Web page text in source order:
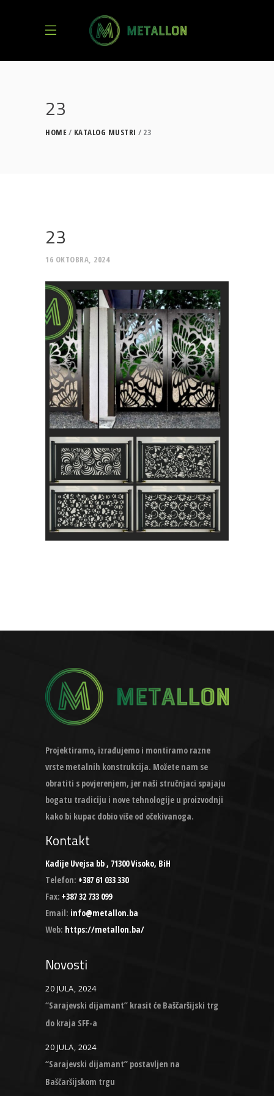
23
HOME KATALOG MUSTRI 23
23
16 OKTOBRA, 2024
Projektiramo, izrađujemo i montiramo razne
vrste metalnih konstrukcija. Možete nam se
obratiti s povjerenjem, jer naši stručnjaci spajaju
bogatu tradiciju i nove tehnologije u proizvodnji
kako bi kupac dobio više od očekivanoga.
Kontakt
Kadije Uvejsa bb , 71300 Visoko, BiH
Telefon: +387 61 033 330
Fax: +387 32 733 099
Email: info@metallon.ba
Web: https://metallon.ba/
Novosti
20 JULA, 2024
“Sarajevski dijamant” krasit će Baščaršijski trg
do kraja SFF-a
20 JULA, 2024
“Sarajevski dijamant” postavljen na
Baščaršijskom trgu